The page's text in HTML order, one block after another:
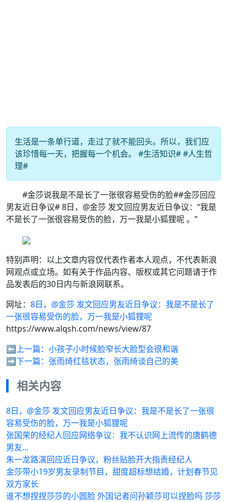
生活是一条单行道，走过了就不能回头。所以，我们应
该珍惜每一天，把握每一个机会。 #生活知识# #人生哲
理#
#金莎说我是不是长了一张很容易受伤的脸##金莎回应
男友近日争议# ​​​8日，@金莎 发文回应男友近日争议：“我是
不是长了一张很容易受伤的脸，万一我是小狐狸呢 。”
特别声明：以上文章内容仅代表作者本人观点，不代表新浪
网观点或立场。如有关于作品内容、版权或其它问题请于作
品发表后的30日内与新浪网联系。
网址： 8日，@金莎 发文回应男友近日争议：我是不是长了
一张很容易受伤的脸，万一我是小狐狸呢
https://www.alqsh.com/news/view/87
⬅️上一篇： 小孩子小时候脸窄长大脸型会很和谐
➡️下一篇： 张雨绮红毯状态，张雨绮谈自己的美
相关内容
8日，@金莎 发文回应男友近日争议：我是不是长了一张很
容易受伤的脸，万一我是小狐狸呢
张国荣的经纪人回应网络争议：我不认识网上流传的唐鹤德
男友…
朱一龙路演回应近日争议，粉丝贴脸开大指责经纪人
金莎带小19岁男友录制节目，甜度超标想结婚，计划春节见
双方家长
谁不想捏捏莎莎的小圆脸 外国记者问孙颖莎可以捏脸吗 莎莎